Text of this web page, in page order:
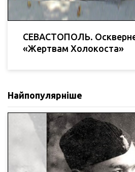
СЕВАСТОПОЛЬ.
«Жертвам Холокоста»
Найпопулярніше